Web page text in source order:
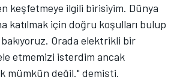
keşfetmeye ilgili birisiyim. Dünya
katılmak için doğru koşulları bulup
bakıyoruz. Orada elektrikli bir
etmemizi isterdim ancak
mümkün değil." demişti.